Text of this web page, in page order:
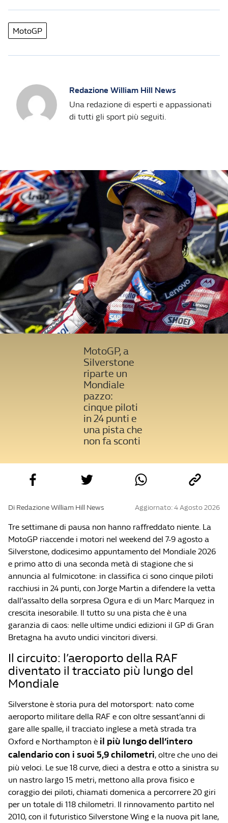
MotoGP
Redazione William Hill News
Una redazione di esperti e appassionati
di tutti gli sport più seguiti.
MotoGP, a
Silverstone
riparte un
Mondiale
pazzo:
cinque piloti
in 24 punti e
una pista che
non fa sconti
Di Redazione William Hill News Aggiornato: 4 Agosto 2026
Tre settimane di pausa non hanno raffreddato niente. La
MotoGP riaccende i motori nel weekend del 7-9 agosto a
Silverstone, dodicesimo appuntamento del Mondiale 2026
e primo atto di una seconda metà di stagione che si
annuncia al fulmicotone: in classifica ci sono cinque piloti
racchiusi in 24 punti, con Jorge Martin a difendere la vetta
dall’assalto della sorpresa Ogura e di un Marc Marquez in
crescita inesorabile. Il tutto su una pista che è una
garanzia di caos: nelle ultime undici edizioni il GP di Gran
Bretagna ha avuto undici vincitori diversi.
Il circuito: l’aeroporto della RAF
diventato il tracciato più lungo del
Mondiale
Silverstone è storia pura del motorsport: nato come
aeroporto militare della RAF e con oltre sessant’anni di
gare alle spalle, il tracciato inglese a metà strada tra
Oxford e Northampton è il più lungo dell’intero
calendario con i suoi 5,9 chilometri, oltre che uno dei
più veloci. Le sue 18 curve, dieci a destra e otto a sinistra su
un nastro largo 15 metri, mettono alla prova fisico e
coraggio dei piloti, chiamati domenica a percorrere 20 giri
per un totale di 118 chilometri. Il rinnovamento partito nel
2010, con il futuristico Silverstone Wing e la nuova pit lane,